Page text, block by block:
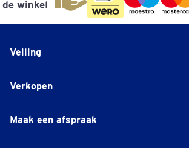
Veiling
Verkopen
Maak een afspraak